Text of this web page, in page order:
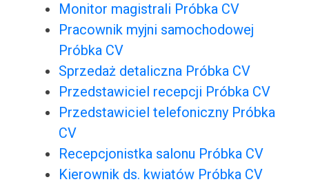
Monitor magistrali Próbka CV
Pracownik myjni samochodowej
Próbka CV
Sprzedaż detaliczna Próbka CV
Przedstawiciel recepcji Próbka CV
Przedstawiciel telefoniczny Próbka
CV
Recepcjonistka salonu Próbka CV
Kierownik ds. kwiatów Próbka CV